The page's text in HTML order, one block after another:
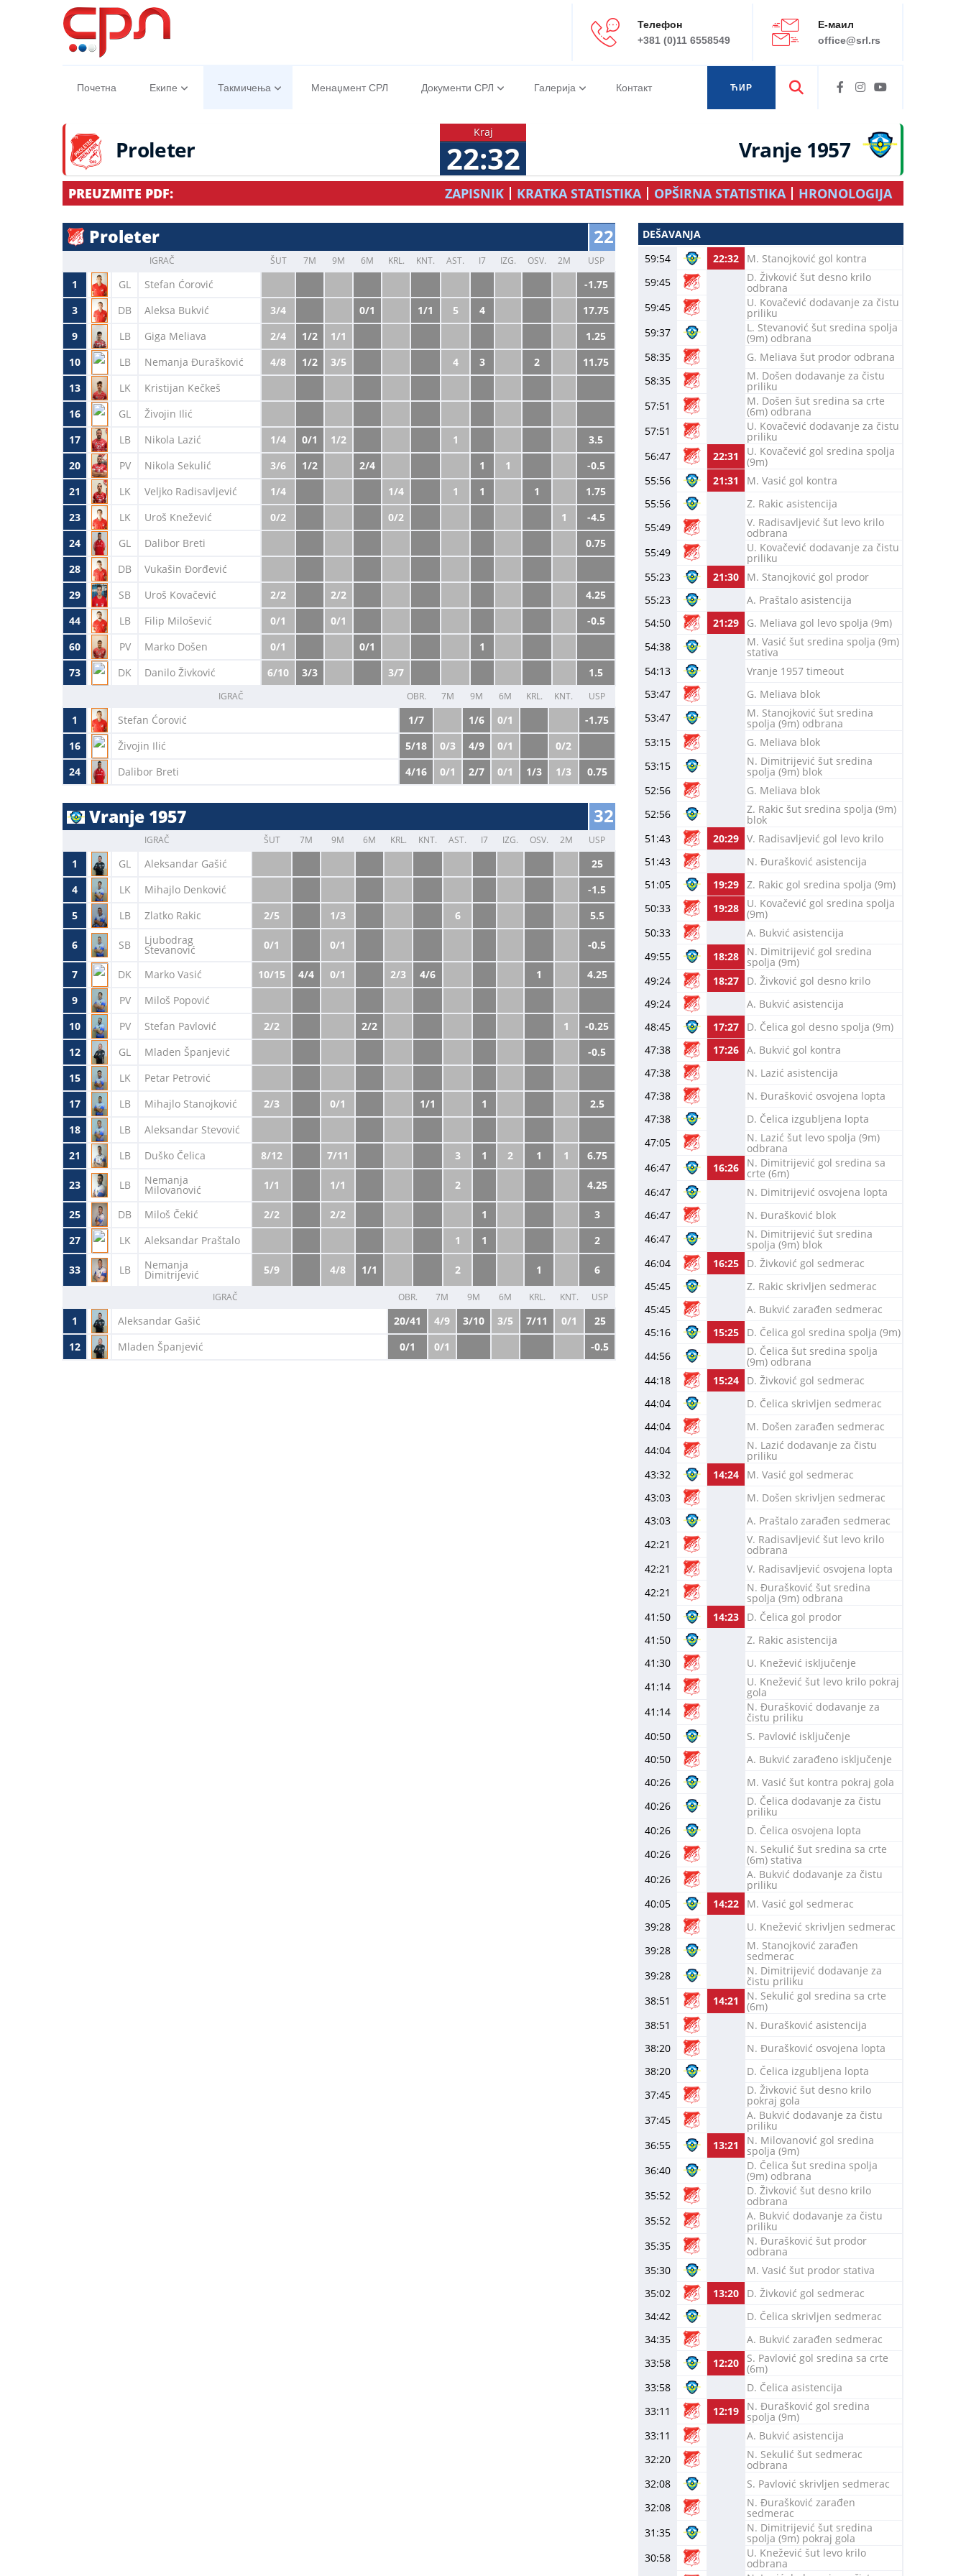
Телефон
+381 (0)11 6558549
Е-маил
office@srl.rs
Почетна Екипе Такмичења Менаџмент СРЛ Документи СРЛ Галерија Контакт
ЋИР
Proleter
Kraj
22:32 Vranje 1957
PREUZMITE PDF: ZAPISNIK KRATKA STATISTIKA OPŠIRNA STATISTIKA HRONOLOGIJA
Proleter 22
IGRAČ ŠUT 7M 9M 6M KRL. KNT. AST. I7 IZG. OSV. 2M USP
1 GL Stefan Ćorović
-1.75
3
DB Aleksa Bukvić 3/4 0/1 1/1 5 4
17.75
9
LB Giga Meliava 2/4 1/2 1/1
1.25
10
LB Nemanja Đurašković 4/8 1/2 3/5 4 3 2
11.75
13
LK
Kristijan Kečkeš
16
GL
Živojin Ilić
17
LB Nikola Lazić 1/4 0/1 1/2 1
3.5
20
PV Nikola Sekulić 3/6 1/2 2/4 1 1
-0.5
21
LK Veljko Radisavljević 1/4 1/4 1 1 1
1.75
23
LK Uroš Knežević 0/2 0/2 1
-4.5
24
GL Dalibor Breti
0.75
28
DB
Vukašin Đorđević
29
SB Uroš Kovačević 2/2 2/2
4.25
44
LB Filip Milošević 0/1 0/1
-0.5
60
PV Marko Došen 0/1 0/1
1
73
DK Danilo Živković 6/10 3/3 3/7 1.5
IGRAČ OBR. 7M 9M 6M KRL. KNT. USP
1 Stefan Ćorović 1/7 1/6 0/1
-1.75
16
Živojin Ilić 5/18 0/3 4/9 0/1
0/2
24
Dalibor Breti 4/16 0/1 2/7 0/1 1/3 1/3 0.75
Vranje 1957 32
IGRAČ ŠUT 7M 9M 6M KRL. KNT. AST. I7 IZG. OSV. 2M USP
1 GL Aleksandar Gašić
25
4
LK Mihajlo Denković
-1.5
5
LB Zlatko Rakic 2/5 1/3 6 5.5
6 SB Ljubodrag
Stevanović 0/1 0/1 -0.5
7 DK Marko Vasić 10/15 4/4 0/1 2/3 4/6 1
4.25
9
PV
Miloš Popović
10
PV Stefan Pavlović 2/2 2/2 1
-0.25
12
GL Mladen Španjević
-0.5
15
LK
Petar Petrović
17
LB Mihajlo Stanojković 2/3 0/1 1/1 1
2.5
18
LB
Aleksandar Stevović
21
LB Duško Čelica 8/12 7/11 3 1 2 1 1 6.75
23 LB Nemanja
Milovanović 1/1 1/1 2 4.25
25 DB Miloš Čekić 2/2 2/2 1
3
27
LK Aleksandar Praštalo 1 1 2
33 LB Nemanja
Dimitrijević 5/9 4/8 1/1 2 1 6
IGRAČ OBR. 7M 9M 6M KRL. KNT. USP
1 Aleksandar Gašić 20/41 4/9 3/10 3/5 7/11 0/1
25
12
Mladen Španjević 0/1 0/1 -0.5
DEŠAVANJA
59:54
22:32
M. Stanojković gol kontra
59:45
D. Živković šut desno krilo
odbrana
59:45
U. Kovačević dodavanje za čistu
priliku
59:37
L. Stevanović šut sredina spolja
(9m) odbrana
58:35
G. Meliava šut prodor odbrana
58:35
M. Došen dodavanje za čistu
priliku
57:51
M. Došen šut sredina sa crte
(6m) odbrana
57:51
U. Kovačević dodavanje za čistu
priliku
56:47
22:31 U. Kovačević gol sredina spolja
(9m)
55:56
21:31
M. Vasić gol kontra
55:56
Z. Rakic asistencija
55:49
V. Radisavljević šut levo krilo
odbrana
55:49
U. Kovačević dodavanje za čistu
priliku
55:23
21:30
M. Stanojković gol prodor
55:23
A. Praštalo asistencija
54:50
21:29
G. Meliava gol levo spolja (9m)
54:38
M. Vasić šut sredina spolja (9m)
stativa
54:13
Vranje 1957 timeout
53:47
G. Meliava blok
53:47
M. Stanojković šut sredina
spolja (9m) odbrana
53:15
G. Meliava blok
53:15
N. Dimitrijević šut sredina
spolja (9m) blok
52:56
G. Meliava blok
52:56
Z. Rakic šut sredina spolja (9m)
blok
51:43
20:29 V. Radisavljević gol levo krilo
51:43
N. Đurašković asistencija
51:05
19:29 Z. Rakic gol sredina spolja (9m)
50:33
19:28 U. Kovačević gol sredina spolja
(9m)
50:33
A. Bukvić asistencija
49:55
18:28 N. Dimitrijević gol sredina
spolja (9m)
49:24
18:27
D. Živković gol desno krilo
49:24
A. Bukvić asistencija
48:45
17:27
D. Čelica gol desno spolja (9m)
47:38
17:26 A. Bukvić gol kontra
47:38
N. Lazić asistencija
47:38
N. Đurašković osvojena lopta
47:38
D. Čelica izgubljena lopta
47:05
N. Lazić šut levo spolja (9m)
odbrana
46:47
16:26 N. Dimitrijević gol sredina sa
crte (6m)
46:47
N. Dimitrijević osvojena lopta
46:47
N. Đurašković blok
46:47
N. Dimitrijević šut sredina
spolja (9m) blok
46:04
16:25
D. Živković gol sedmerac
45:45
Z. Rakic skrivljen sedmerac
45:45
A. Bukvić zarađen sedmerac
45:16
15:25
D. Čelica gol sredina spolja (9m)
44:56
D. Čelica šut sredina spolja
(9m) odbrana
44:18
15:24
D. Živković gol sedmerac
44:04
D. Čelica skrivljen sedmerac
44:04
M. Došen zarađen sedmerac
44:04
N. Lazić dodavanje za čistu
priliku
43:32
14:24
M. Vasić gol sedmerac
43:03
M. Došen skrivljen sedmerac
43:03
A. Praštalo zarađen sedmerac
42:21
V. Radisavljević šut levo krilo
odbrana
42:21
V. Radisavljević osvojena lopta
42:21
N. Đurašković šut sredina
spolja (9m) odbrana
41:50
14:23
D. Čelica gol prodor
41:50
Z. Rakic asistencija
41:30
U. Knežević isključenje
41:14
U. Knežević šut levo krilo pokraj
gola
41:14
N. Đurašković dodavanje za
čistu priliku
40:50
S. Pavlović isključenje
40:50
A. Bukvić zarađeno isključenje
40:26
M. Vasić šut kontra pokraj gola
40:26
D. Čelica dodavanje za čistu
priliku
40:26
D. Čelica osvojena lopta
40:26
N. Sekulić šut sredina sa crte
(6m) stativa
40:26
A. Bukvić dodavanje za čistu
priliku
40:05
14:22
M. Vasić gol sedmerac
39:28
U. Knežević skrivljen sedmerac
39:28
M. Stanojković zarađen
sedmerac
39:28
N. Dimitrijević dodavanje za
čistu priliku
38:51
14:21 N. Sekulić gol sredina sa crte
(6m)
38:51
N. Đurašković asistencija
38:20
N. Đurašković osvojena lopta
38:20
D. Čelica izgubljena lopta
37:45
D. Živković šut desno krilo
pokraj gola
37:45
A. Bukvić dodavanje za čistu
priliku
36:55
13:21 N. Milovanović gol sredina
spolja (9m)
36:40
D. Čelica šut sredina spolja
(9m) odbrana
35:52
D. Živković šut desno krilo
odbrana
35:52
A. Bukvić dodavanje za čistu
priliku
35:35
N. Đurašković šut prodor
odbrana
35:30
M. Vasić šut prodor stativa
35:02
13:20
D. Živković gol sedmerac
34:42
D. Čelica skrivljen sedmerac
34:35
A. Bukvić zarađen sedmerac
33:58
12:20 S. Pavlović gol sredina sa crte
(6m)
33:58
D. Čelica asistencija
33:11
12:19 N. Đurašković gol sredina
spolja (9m)
33:11
A. Bukvić asistencija
32:20
N. Sekulić šut sedmerac
odbrana
32:08
S. Pavlović skrivljen sedmerac
32:08
N. Đurašković zarađen
sedmerac
31:35
N. Dimitrijević šut sredina
spolja (9m) pokraj gola
30:58
U. Knežević šut levo krilo
odbrana